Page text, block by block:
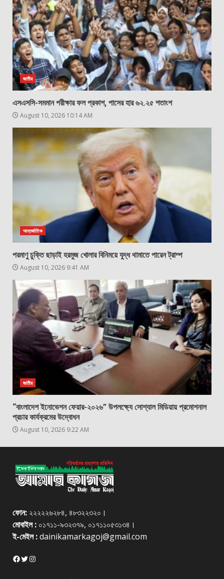
জাতীয়
এসএসসি-সমমান পরীক্ষার ফল প্রকাশ, পাসের হার ৬২.২৫ শতাংশ
August 10, 2026 10:14 AM
আন্তর্জাতিক
পরমাণু চুক্তি ছাড়াই হরমুজ খোলার বিনিময়ে যুদ্ধ থামাতে পারেন ট্রাম্প
August 10, 2026 9:41 AM
জাতীয়
“বাংলাদেশ ইনোভেশন ফেয়ার-২০২৬” উপলক্ষ্যে সোশ্যাল মিডিয়ায় প্রমোশনাল
প্রচার কার্যক্রমের উদ্বোধন
August 10, 2026 9:22 AM
ফোন: ২২২২২৬২৮৪, ৪৮৩২২৩২০।
মোবাইল : ০১৭১১-৯৩২৩৭৯, ০১৭১১০৫৩১৩৪।
ই-মেইল :dainikamarkagoj@gmail.com
Facebook
Twitter
Instagram